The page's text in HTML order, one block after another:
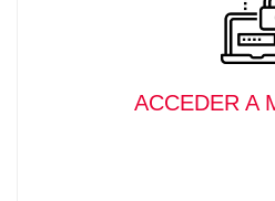
ACCEDER A